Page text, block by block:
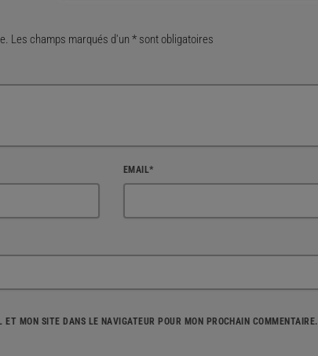
Les champs marqués d'un * sont obligatoires
EMAIL*
MON SITE DANS LE NAVIGATEUR POUR MON PROCHAIN COMMENTAIRE.